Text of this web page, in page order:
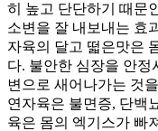
히 높고 단단하기 때문
소변을 잘 내보내는 효
자육의 달고 떫은맛은
다. 불안한 심장을 안정
변으로 새어나가는 것
연자육은 불면증, 단백
육은 몸의 엑기스가 빠